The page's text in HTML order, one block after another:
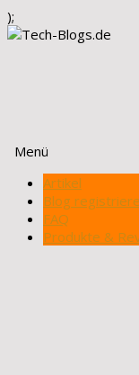
);
Menü
Zum
Inhalt
springen
Artikel
Blog
FAQ
Produkte &